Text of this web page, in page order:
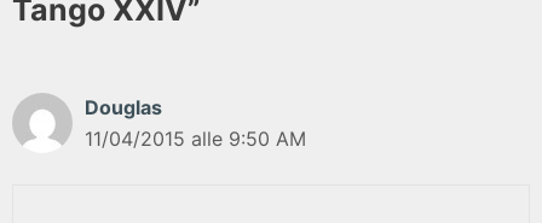
Tango XXIV”
Douglas
11/04/2015 alle 9:50 AM